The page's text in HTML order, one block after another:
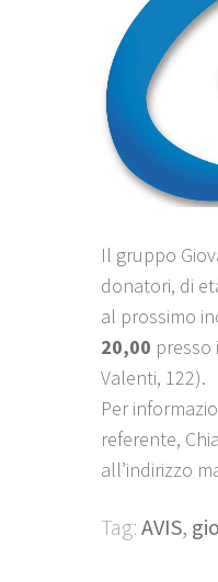
Il gruppo
donatori, di
al prossimo
20,00
Valenti, 122).
Per
referente,
all’indirizzo
Tag: AVIS,